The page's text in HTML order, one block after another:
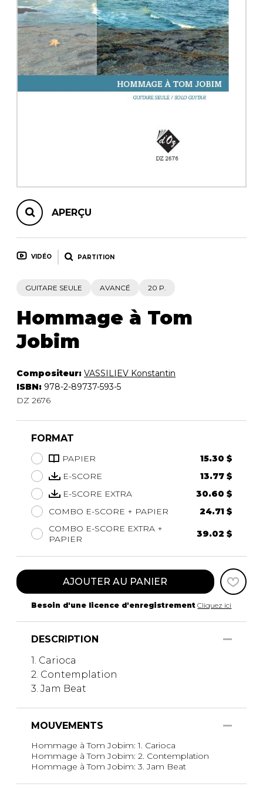
AUTRES PRODUITS
APERÇU
VIDÉO PARTITION
GUITARE SEULE AVANCÉ 20 P.
Hommage à Tom
Jobim
Compositeur: VASSILIEV Konstantin
ISBN: 978-2-89737-593-5
DZ 2676
FORMAT
PAPIER
15.30 $
E-SCORE
13.77 $
E-SCORE EXTRA
30.60 $
COMBO E-SCORE + PAPIER
24.71 $
COMBO E-SCORE EXTRA +
PAPIER
39.02 $
AJOUTER AU PANIER
Besoin d'une licence d'enregistrement Cliquez ici
DESCRIPTION
1. Carioca
2. Contemplation
3. Jam Beat
MOUVEMENTS
Hommage à Tom Jobim: 1. Carioca
Hommage à Tom Jobim: 2. Contemplation
Hommage à Tom Jobim: 3. Jam Beat